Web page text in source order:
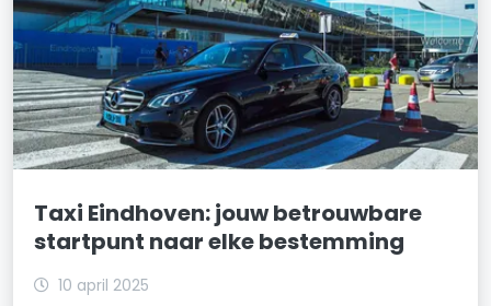
Taxi Eindhoven: jouw betrouwbare
startpunt naar elke bestemming
10 april 2025